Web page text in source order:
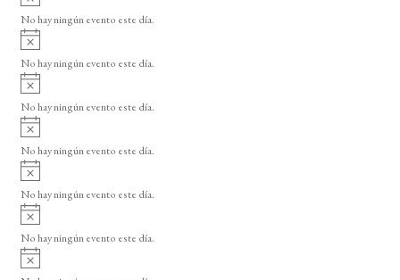
o
v
i
o
No hay ningún evento este día.
A
v
i
o
No hay ningún evento este día.
A
v
i
o
No hay ningún evento este día.
A
v
i
o
No hay ningún evento este día.
A
v
i
o
No hay ningún evento este día.
A
v
i
No hay ningún evento este día.
A
v